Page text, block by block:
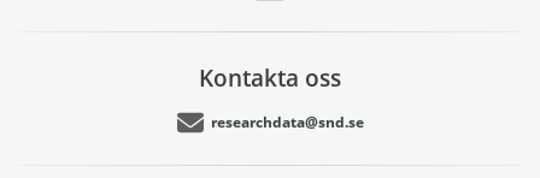
Kontakta oss
researchdata@snd.se